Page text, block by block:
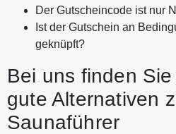
Der Gutscheincode ist nur
Ist der Gutschein an
geknüpft?
Bei uns finden
gute Alternativen
Saunaführer